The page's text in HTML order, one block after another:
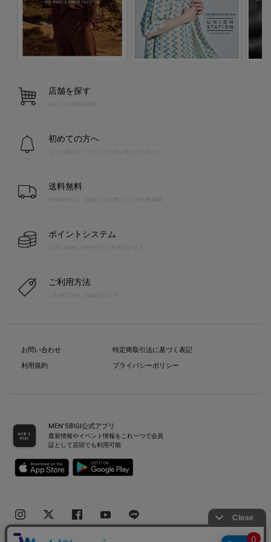
店舗を探す
お近くの店舗を探す
初めての方へ
送料無料
10,000円以上（税込）のお買い上げで送料無料
ポイントシステム
お買い物毎に1pt=1円でご利用頂けます
ご利用方法
お問い合わせ
利用規約
特定商取引法に基づく表記
プライバシーポリシー
MEN’SBIGI公式アプリ
最新情報やイベント情報をこれ一つで会員
証として店頭でも利用可能